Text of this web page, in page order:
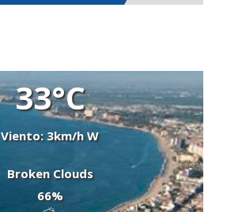
33°C
Viento: 3km/h W
Broken Clouds
66%